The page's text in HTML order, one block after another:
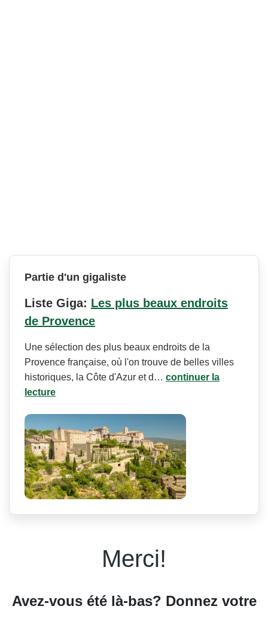
Partie d'un gigaliste
Liste Giga: Les plus beaux endroits
de Provence
Une sélection des plus beaux endroits de la
Provence française, où l'on trouve de belles villes
historiques, la Côte d'Azur et d… continuer la
lecture
Merci!
Avez-vous été là-bas? Donnez votre